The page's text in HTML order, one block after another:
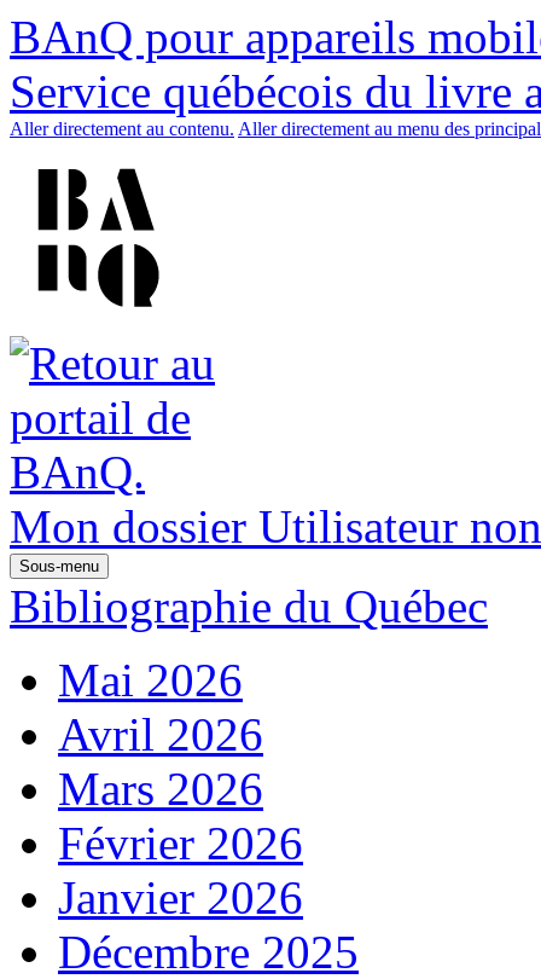
BAnQ pour appareils
Service québécois du livre
Aller directement au contenu. Aller directement au menu des
Mon dossier Utilisateur
Sous-menu
Bibliographie du Québec
Mai 2026
Avril 2026
Mars 2026
Février 2026
Janvier 2026
Décembre 2025